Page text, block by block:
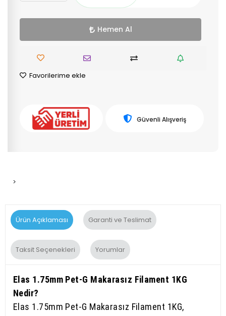
Hemen Al
Favorilerime ekle
Güvenli Alışveriş
>
Ürün Açıklaması Garanti ve Teslimat
Taksit Seçenekleri Yorumlar
Elas 1.75mm Pet-G Makarasız Filament 1KG
Nedir?
Elas 1.75mm Pet-G Makarasız Filament 1KG,